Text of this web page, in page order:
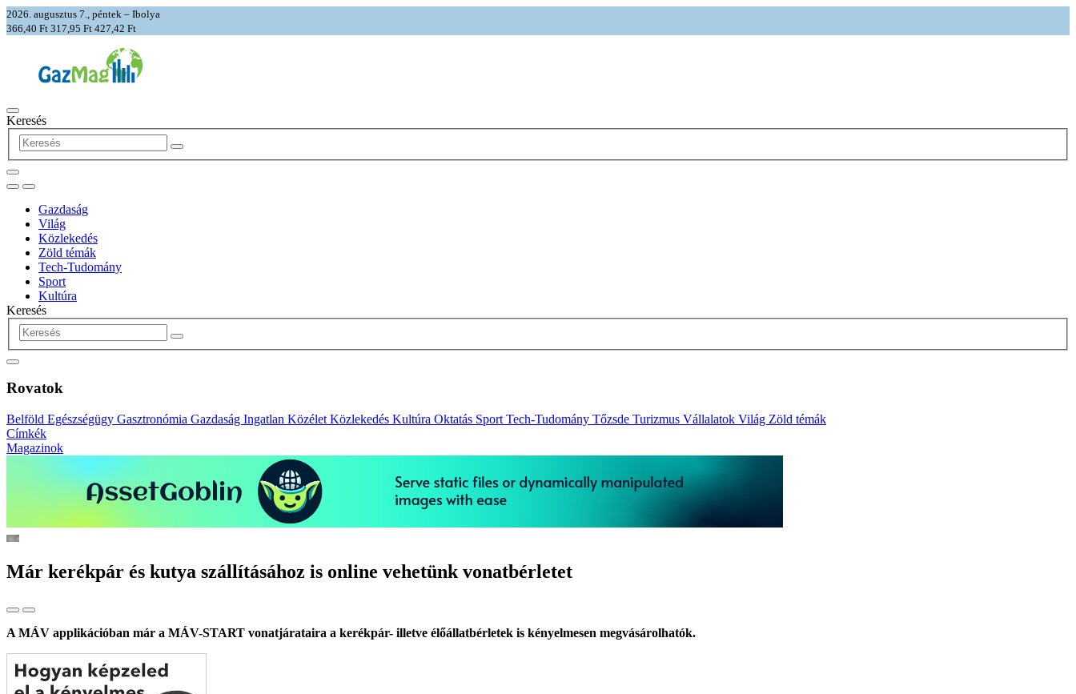
2026. augusztus 7., péntek – Ibolya
366,40 Ft 317,95 Ft 427,42 Ft
Keresés
Gazdaság
Világ
Közlekedés
Zöld témák
Tech-Tudomány
Sport
Kultúra
Keresés
Rovatok
Belföld Egészségügy Gasztronómia Gazdaság Ingatlan Közélet Közlekedés Kultúra Oktatás Sport Tech-Tudomány Tőzsde Turizmus Vállalatok Világ Zöld témák
Címkék
Magazinok
Már kerékpár és kutya szállításához is online vehetünk vonatbérletet
A MÁV applikációban már a MÁV-START vonatjárataira a kerékpár- illetve élőállatbérletek is kényelmesen megvásárolhatók.